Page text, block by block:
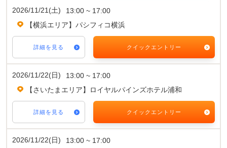
2026/11/21(土)
13:00 ~ 17:00
【横浜エリア】パシフィコ横浜
詳細を見る クイックエントリー
2026/11/22(日)
13:00 ~ 17:00
【さいたまエリア】ロイヤルパインズホテル浦和
詳細を見る クイックエントリー
2026/11/22(日)
13:00 ~ 17:00